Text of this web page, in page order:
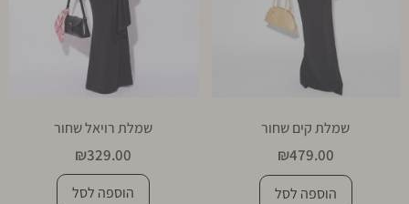
שמלת קים שחור
₪479.00
הוספה לסל
שמלת רויאל שחור
₪329.00
הוספה לסל